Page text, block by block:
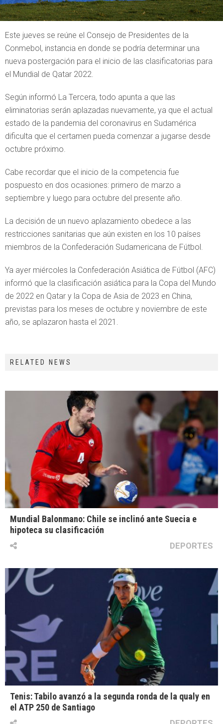
Este jueves se reúne el Consejo de Presidentes de la
Conmebol, instancia en donde se podría determinar una
nueva postergación para el inicio de las clasificatorias para
el Mundial de Qatar 2022.
Según informó La Tercera, todo apunta a que las
eliminatorias serán aplazadas nuevamente, ya que el actual
estado de la pandemia del coronavirus en Sudamérica
dificulta que el certamen pueda comenzar a jugarse desde
octubre próximo.
Cabe recordar que el inicio de la competencia fue
pospuesto en dos ocasiones: primero de marzo a
septiembre y luego para octubre del presente año.
La decisión de un nuevo aplazamiento obedece a las
restricciones sanitarias que aún existen en los 10 países
miembros de la Confederación Sudamericana de Fútbol.
Ya ayer miércoles la Confederación Asiática de Fútbol (AFC)
informó que la clasificación asiática para la Copa del Mundo
de 2022 en Qatar y la Copa de Asia de 2023 en China,
previstas para los meses de octubre y noviembre de este
año, se aplazaron hasta el 2021.
RELATED NEWS
Mundial Balonmano: Chile se inclinó ante Suecia e
hipoteca su clasificación
DEPORTES
Tenis: Tabilo avanzó a la segunda ronda de la qualy en
el ATP 250 de Santiago